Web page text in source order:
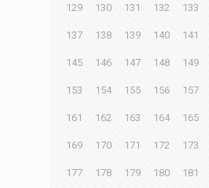
129 130 131 132 133
137 138 139 140 141
145 146 147 148 149
153 154 155 156 157
161 162 163 164 165
169 170 171 172 173
177 178 179 180 181